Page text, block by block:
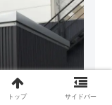
トップ サイドバー